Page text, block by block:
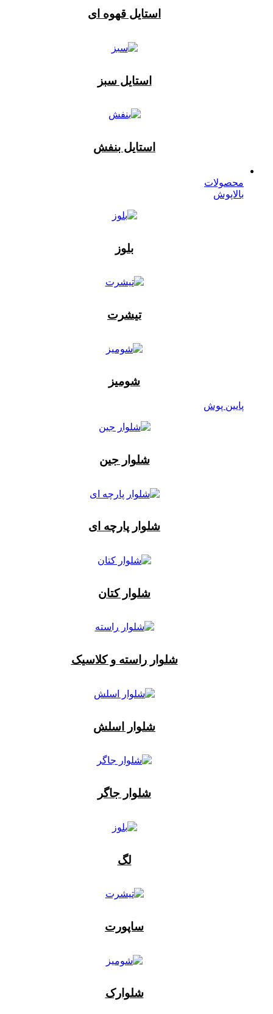
استایل قهوه ای
استایل سبز
استایل بنفش
محصولات
بالاپوش
بلوز
تیشرت
شومیز
پایین پوش
شلوار جین
شلوار پارچه ای
شلوار کتان
شلوار راسته و کلاسیک
شلوار اسلش
شلوار جاگر
لگ
ساپورت
شلوارک